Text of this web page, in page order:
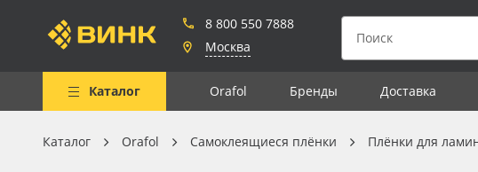
8 800 550 7888
Москва
Каталог Orafol Бренды Доставка
Весь каталог
Каталог Orafol Самоклеящиеся плёнки Плёнки для